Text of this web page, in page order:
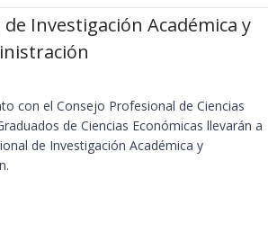
de Investigación Académica y
con el Consejo Profesional de Ciencias
de Ciencias Económicas llevarán a
de Investigación Académica y